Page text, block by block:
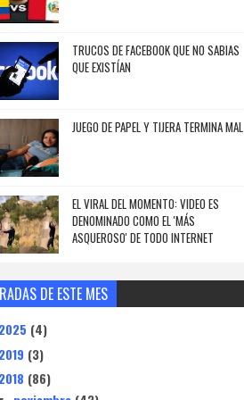
TRUCOS DE FACEBOOK QUE NO SABIAS
QUE EXISTÍAN
JUEGO DE PAPEL Y TIJERA TERMINA MAL
EL VIRAL DEL MOMENTO: VIDEO ES
DENOMINADO COMO EL 'MÁS
ASQUEROSO' DE TODO INTERNET
DE ESTE MES
(4)
(3)
(86)